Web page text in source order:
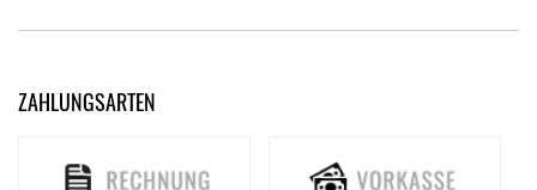
ZAHLUNGSARTEN